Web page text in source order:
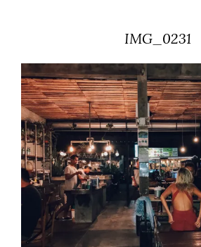
IMG_0231